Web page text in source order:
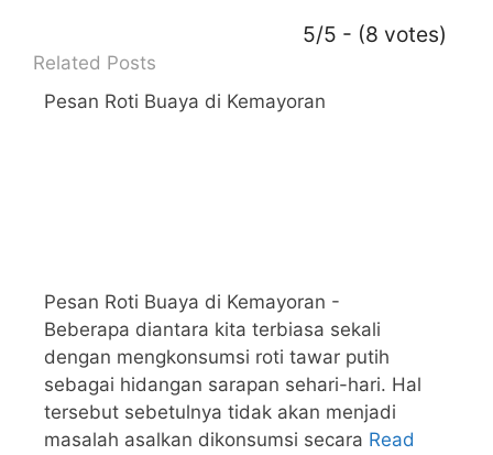
5/5 - (8 votes)
Related Posts
Pesan Roti Buaya di Kemayoran
Pesan Roti Buaya di Kemayoran -
Beberapa diantara kita terbiasa sekali
dengan mengkonsumsi roti tawar putih
sebagai hidangan sarapan sehari-hari. Hal
tersebut sebetulnya tidak akan menjadi
masalah asalkan dikonsumsi secara Read